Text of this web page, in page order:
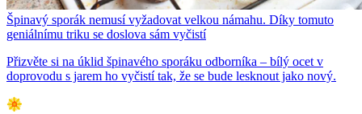
Špinavý sporák nemusí vyžadovat velkou námahu. Díky tomuto
geniálnímu triku se doslova sám vyčistí
Přizvěte si na úklid špinavého sporáku odborníka – bílý ocet v
doprovodu s jarem ho vyčistí tak, že se bude lesknout jako nový.